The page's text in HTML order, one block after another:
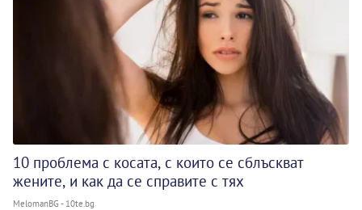
10 проблема с косата, с които се сблъскват
жените, и как да се справите с тях
MelomanBG - 10te.bg